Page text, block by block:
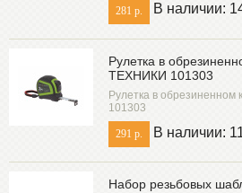
281 р. В наличии:
Рулетка в
ТЕХНИКИ 101303
Рулетка в
101303
291 р. В наличии:
Набор резьбовых